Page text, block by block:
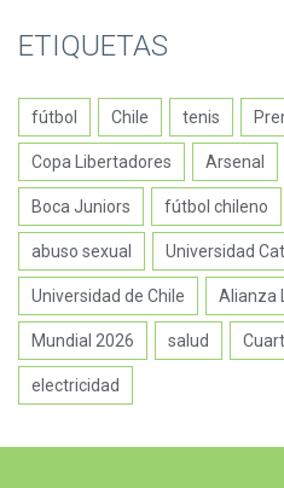
ETIQUETAS
fútbol Chile tenis
Copa Libertadores Arsenal
Boca Juniors fútbol chileno
abuso sexual Universidad
Universidad de Chile Alianza
Mundial 2026 salud
electricidad